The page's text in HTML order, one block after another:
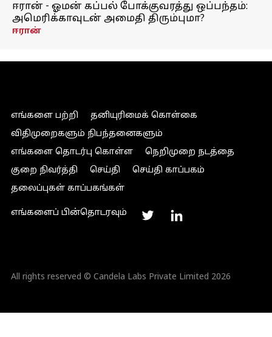
ஈரான் - ஓமன் கப்பல் போக்குவரத்து ஒப்பந்தம்:
அமெரிக்காவுடன் அமைதி திரும்புமா?
ஈரான்
எங்களை பற்றி
தனியுரிமைக் கொள்கை
விதிமுறைகளும் நிபந்தனைகளும்
எங்களை தொடர்பு கொள்ள
நெறிமுறை நடத்தை
குறை நிவர்த்தி
செய்தி
செய்தி காப்பகம்
தலைப்புகள் காப்பகங்கள்
எங்களைப் பின்தொடரவும்
All rights reserved © Candela Labs Private Limited 2026